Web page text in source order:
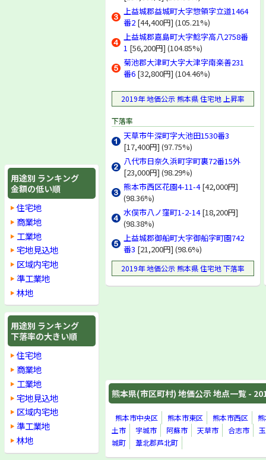
上益城郡益城町大字惣領字立道1464
番2 [44,400円] (105.21%)
上益城郡嘉島町大字鯰字高八2758番
1 [56,200円] (104.85%)
菊池郡大津町大字大津字南楽善231
番6 [32,800円] (104.46%)
2019年 地価公示 熊本県 住宅地 上昇率
下落率
天草市牛深町字大池田1530番3
[17,400円] (97.75%)
八代市日奈久浜町字町裏72番15外
[23,000円] (98.29%)
熊本市西区花園4-11-4[42,000円]
(98.36%)
水俣市八ノ窪町1-2-14[18,200円]
(98.38%)
上益城郡御船町大字御船字町園742
番3 [21,200円] (98.6%)
2019年 地価公示 熊本県 住宅地 下落率
熊本県(市区町村) 地価公示 地点一覧 -
熊本市中央区 熊本市東区 熊本市西区
土市
宇城市 阿蘇市 天草市 合志市
城町
葦北郡芦北町
用途別 ランキング
金額の低い順
住宅地
商業地
工業地
宅地見込地
区域内宅地
準工業地
林地
用途別 ランキング
下落率の大きい順
住宅地
商業地
工業地
宅地見込地
区域内宅地
準工業地
林地